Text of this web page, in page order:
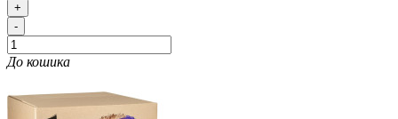
+
-
До кошика